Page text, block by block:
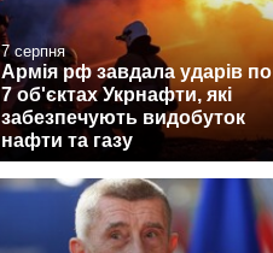
7 серпня
Армія рф завдала ударів по
7 об'єктах Укрнафти, які
забезпечують видобуток
нафти та газу